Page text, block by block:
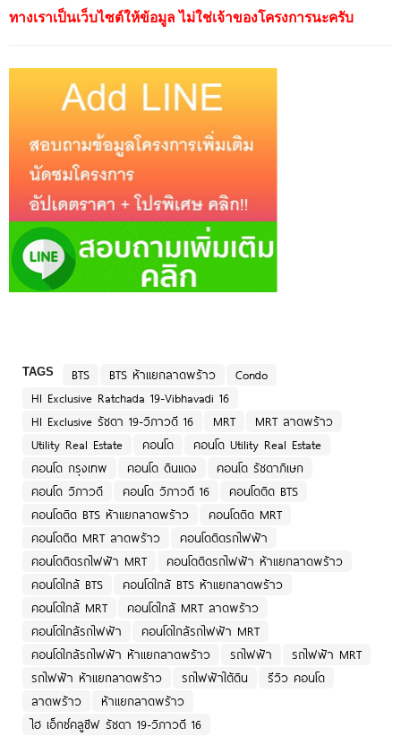
ทางเราเป็นเว็บไซต์ให้ข้อมูล ไม่ใช่เจ้าของโครงการนะครับ
TAGS BTS BTS ห้าแยกลาดพร้าว
Condo
HI Exclusive Ratchada 19-Vibhavadi 16
HI Exclusive รัชดา 19-วิภาวดี 16
MRT
MRT ลาดพร้าว
Utility Real Estate
คอนโด
คอนโด Utility Real Estate
คอนโด กรุงเทพ
คอนโด ดินแดง
คอนโด รัชดาภิเษก
คอนโด วิภาวดี
คอนโด วิภาวดี 16
คอนโดติด BTS
คอนโดติด BTS ห้าแยกลาดพร้าว
คอนโดติด MRT
คอนโดติด MRT ลาดพร้าว
คอนโดติดรถไฟฟ้า
คอนโดติดรถไฟฟ้า MRT
คอนโดติดรถไฟฟ้า ห้าแยกลาดพร้าว
คอนโดใกล้ BTS
คอนโดใกล้ BTS ห้าแยกลาดพร้าว
คอนโดใกล้ MRT
คอนโดใกล้ MRT ลาดพร้าว
คอนโดใกล้รถไฟฟ้า
คอนโดใกล้รถไฟฟ้า MRT
คอนโดใกล้รถไฟฟ้า ห้าแยกลาดพร้าว
รถไฟฟ้า
รถไฟฟ้า MRT
รถไฟฟ้า ห้าแยกลาดพร้าว
รถไฟฟ้าใต้ดิน
รีวิว คอนโด
ลาดพร้าว
ห้าแยกลาดพร้าว
ไฮ เอ็กซ์คลูซีฟ รัชดา 19-วิภาวดี 16